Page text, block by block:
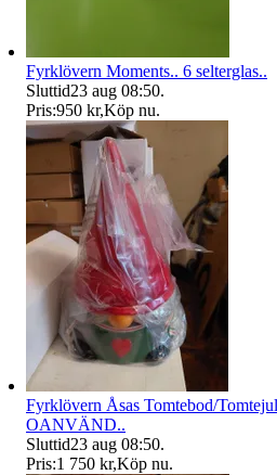
Fyrklövern Moments.. 6 selterglas..
Sluttid23 aug 08:50.
Pris:950 kr,Köp nu.
Fyrklövern Åsas Tomtebod/
OANVÄND..
Sluttid23 aug 08:50.
Pris:1 750 kr,Köp nu.